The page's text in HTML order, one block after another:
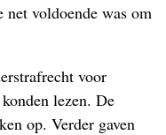
voldoende was om
voor
lezen. De
op. Verder gaven